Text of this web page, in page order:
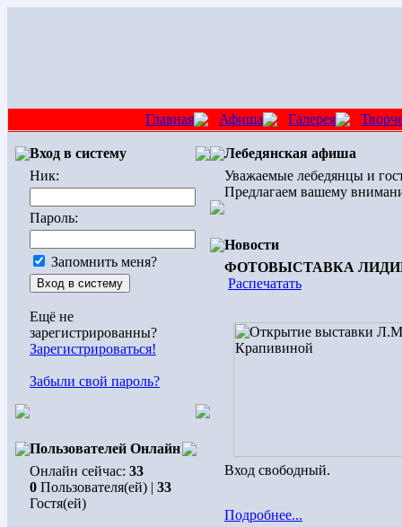
Главная Афиша Галерея
Вход в систему
Ник:
Пароль:
Запомнить меня?
Ещё не
зарегистрированны?
Зарегистрироваться!
Забыли свой пароль?
Пользователей Онлайн
Онлайн сейчас: 33
0 Пользователя(ей) | 33
Гостя(ей)
Лебедянская афиша
Уважаемые лебедянцы и
Предлагаем вашему
Новости
ФОТОВЫСТАВКА
Распечатать
Вход свободный.
Подробнее...